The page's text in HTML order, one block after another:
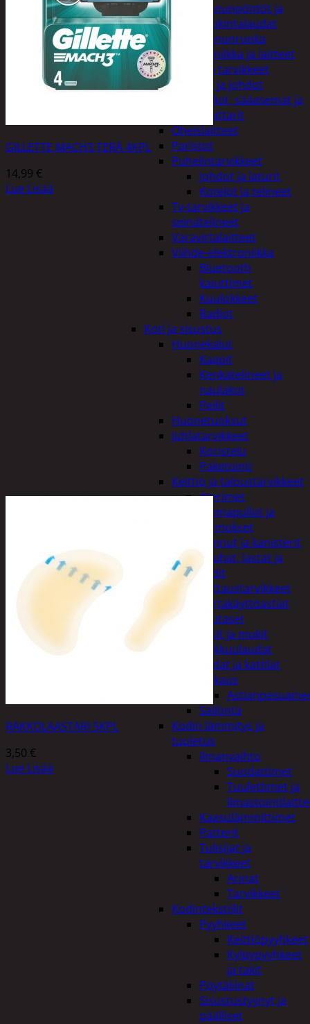
Linnunpöntöt ja
ruokintalaudat
Linnunruoka
Kodin elektroniikka ja laitteet
Imurit ja tarvikkeet
Kaapelit ja johdot
Kelloradiot, sääasemat ja
lämpömittarit
Oheislaitteet
Paristot
Puhelintarvikkeet
Johdot ja laturit
Kotelot ja telineet
Tv-tarvikkeet ja
seinätelineet
Varavirtalaitteet
Viihde-elektroniikka
Bluetooth
kaiuttimet
Kuulokkeet
Radiot
Koti ja sisustus
Huonekalut
Kaapit
Kenkätelineet ja
naulakot
Peilit
Huonetuoksut
Juhlatarvikkeet
Koristelu
Paketointi
Keittiö ja taloustarvikkeet
Aterimet
Juomapullot ja
termokset
Kannut ja kanisterit
Kauhat, lastat ja
sudit
Kattaustarvikkeet
Kertakäyttöastiat
Lautaset
Lasit ja mukit
Leikkuulaudat
Padat ja kattilat
Tiskaus
Säilöntä
Kodin lämmitys ja
tuuletus
Ilmanvaihto
Suodattimet
Tuulettimet ja
Kaasulämmittimet
Patterit
Tulisijat ja
tarvikkeet
Arinat
Tarvikkeet
Kodintekstiilit
Pyyhkeet
Keittiöpyyhkeet
Kylpypyyhkeet
ja takit
Pöytäliinat
Sisustustyynyt ja
päälliset
GILLETTE MACH3 TERÄ 4KPL
14,99 €
Lue Lisää
RAKKOLAASTARI 5KPL
3,50 €
Lue Lisää